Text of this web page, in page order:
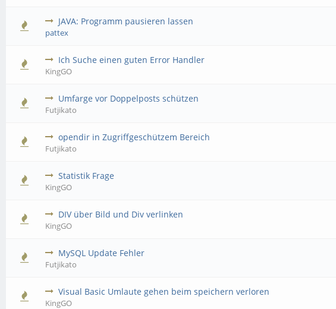
JAVA: Programm pausieren lassen
pattex
Ich Suche einen guten Error Handler
KingGO
Umfarge vor Doppelposts schützen
Futjikato
opendir in Zugriffgeschützem Bereich
Futjikato
Statistik Frage
KingGO
DIV über Bild und Div verlinken
KingGO
MySQL Update Fehler
Futjikato
Visual Basic Umlaute gehen beim speichern verloren
KingGO